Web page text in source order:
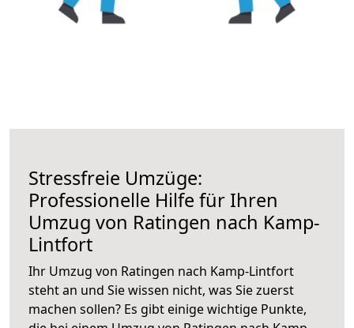
Stressfreie Umzüge:
Professionelle Hilfe für Ihren
Umzug von Ratingen nach Kamp-
Lintfort
Ihr Umzug von Ratingen nach Kamp-Lintfort
steht an und Sie wissen nicht, was Sie zuerst
machen sollen? Es gibt einige wichtige Punkte,